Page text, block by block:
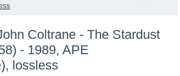
Coltrane - The Stardust
- 1989, APE
lossless